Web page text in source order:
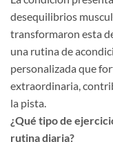
desequilibrios
transformaron esta
una rutina de
personalizada que
extraordinaria,
la pista.
¿Qué tipo de
rutina diaria?